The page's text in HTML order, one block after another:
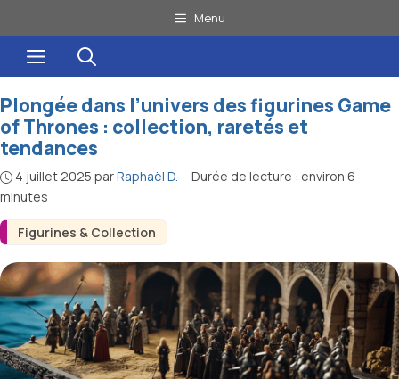
au
contenu
Menu
Menu
Figurines & Collection
Plongée dans l’univers des figurines Game
of Thrones : collection, raretés et
tendances
4 juillet 2025 parRaphaël D. · Durée de lecture : environ 6
minutes